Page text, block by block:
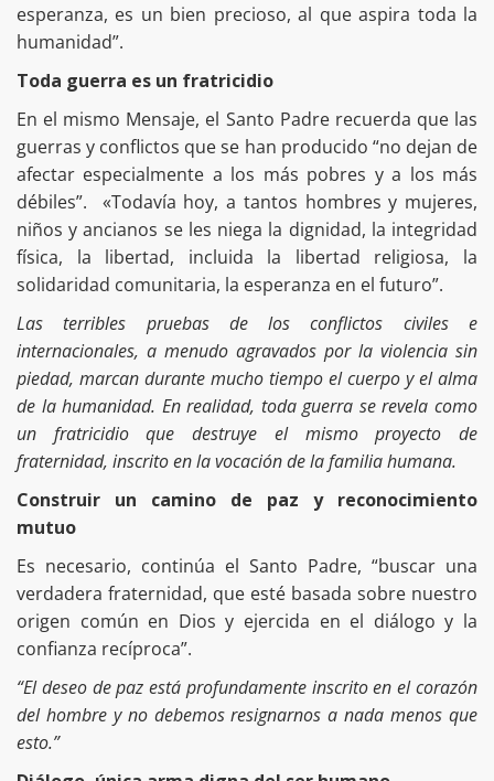
esperanza, es un bien precioso, al que aspira toda la
humanidad”.
Toda guerra es un fratricidio
En el mismo Mensaje, el Santo Padre recuerda que las
guerras y conflictos que se han producido “no dejan de
afectar especialmente a los más pobres y a los más
débiles”. «Todavía hoy, a tantos hombres y mujeres,
niños y ancianos se les niega la dignidad, la integridad
física, la libertad, incluida la libertad religiosa, la
solidaridad comunitaria, la esperanza en el futuro”.
Las terribles pruebas de los conflictos civiles e
internacionales, a menudo agravados por la violencia sin
piedad, marcan durante mucho tiempo el cuerpo y el alma
de la humanidad. En realidad, toda guerra se revela como
un fratricidio que destruye el mismo proyecto de
fraternidad, inscrito en la vocación de la familia humana.
Construir un camino de paz y reconocimiento
mutuo
Es necesario, continúa el Santo Padre, “buscar una
verdadera fraternidad, que esté basada sobre nuestro
origen común en Dios y ejercida en el diálogo y la
confianza recíproca”.
“El deseo de paz está profundamente inscrito en el corazón
del hombre y no debemos resignarnos a nada menos que
esto.”